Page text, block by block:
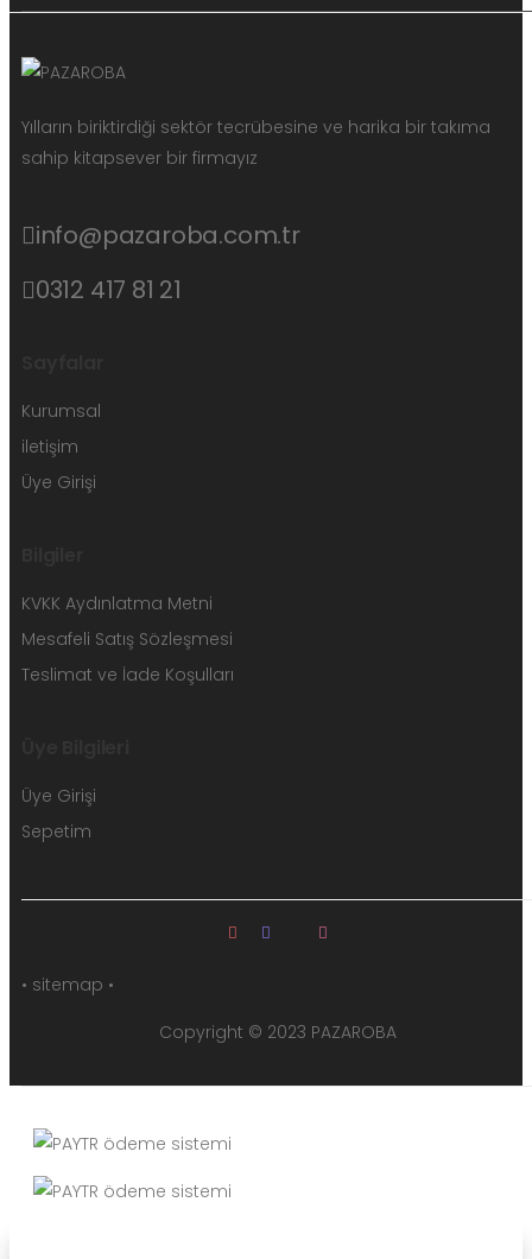
Yılların biriktirdiği sektör tecrübesine ve harika bir takıma
sahip kitapsever bir firmayız
info@pazaroba.com.tr
0312 417 81 21
Kurumsal
iletişim
Üye Girişi
KVKK Aydınlatma Metni
Mesafeli Satış Sözleşmesi
Teslimat ve İade Koşulları
Üye Girişi
Sepetim
Copyright © 2023 PAZAROBA
• sitemap •